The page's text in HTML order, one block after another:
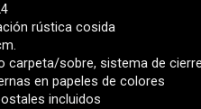
rústica cosida
carpeta/sobre, sistema de
en papeles de colores
incluidos